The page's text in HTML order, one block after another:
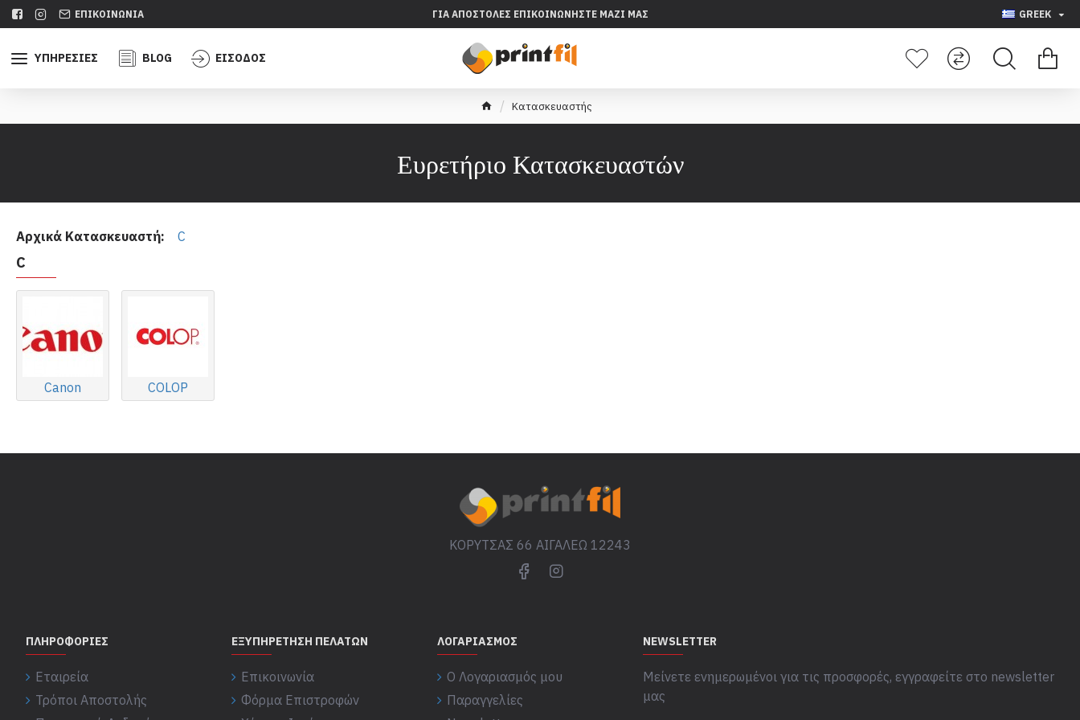
ΕΠΙΚΟΙΝΩΝΊΑ ΓΙΑ ΑΠΟΣΤΟΛΈΣ ΕΠΙΚΟΙΝΩΝΉΣΤΕ ΜΑΖΊ ΜΑΣ GREEK
ΥΠΗΡΕΣΊΕΣ BLOG ΕΊΣΟΔΟΣ
Κατασκευαστής
Ευρετήριο Κατασκευαστών
Αρχικά Κατασκευαστή: C
C
Canon COLOP
ΚΟΡΥΤΣΑΣ 66 ΑΙΓΑΛΕΩ 12243
ΠΛΗΡΟΦΟΡΊΕΣ
Εταιρεία
Τρόποι Αποστολής
ΕΞΥΠΗΡΈΤΗΣΗ ΠΕΛΑΤΏΝ
Επικοινωνία
Φόρμα Επιστροφών
ΛΟΓΑΡΙΑΣΜΌΣ
Ο Λογαριασμός μου
Παραγγελίες
NEWSLETTER
Μείνετε ενημερωμένοι για τις προσφορές, εγγραφείτε στο newsletter
μας